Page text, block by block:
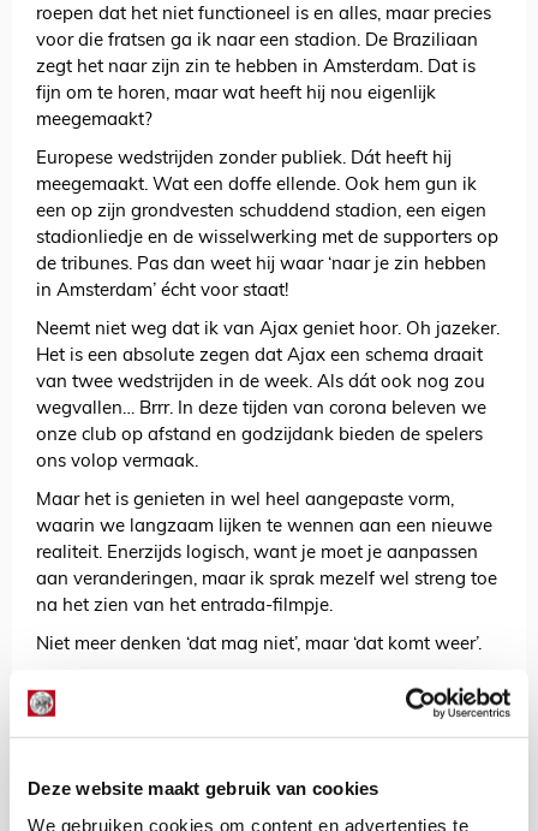
Deze website maakt gebruik van cookies
We gebruiken cookies om content en advertenties te
roepen dat het niet functioneel is en alles, maar precies
voor die fratsen ga ik naar een stadion. De Braziliaan
zegt het naar zijn zin te hebben in Amsterdam. Dat is
fijn om te horen, maar wat heeft hij nou eigenlijk
meegemaakt?
Europese wedstrijden zonder publiek. Dát heeft hij
meegemaakt. Wat een doffe ellende. Ook hem gun ik
een op zijn grondvesten schuddend stadion, een eigen
stadionliedje en de wisselwerking met de supporters op
de tribunes. Pas dan weet hij waar ‘naar je zin hebben
in Amsterdam’ écht voor staat!
Neemt niet weg dat ik van Ajax geniet hoor. Oh jazeker.
Het is een absolute zegen dat Ajax een schema draait
van twee wedstrijden in de week. Als dát ook nog zou
wegvallen… Brrr. In deze tijden van corona beleven we
onze club op afstand en godzijdank bieden de spelers
ons volop vermaak.
Maar het is genieten in wel heel aangepaste vorm,
waarin we langzaam lijken te wennen aan een nieuwe
realiteit. Enerzijds logisch, want je moet je aanpassen
aan veranderingen, maar ik sprak mezelf wel streng toe
na het zien van het entrada-filmpje.
Niet meer denken ‘dat mag niet’, maar ‘dat komt weer’.
Tot einde seizoen scoor je een lidmaatschap bij SV